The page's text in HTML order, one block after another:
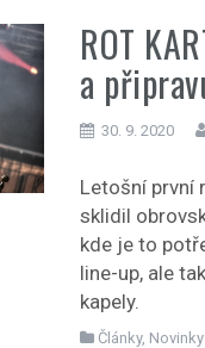
ROT
a
30. 9. 2020
Letošní první
sklidil
kde je to
line-up, ale
kapely.
Články, Novinky